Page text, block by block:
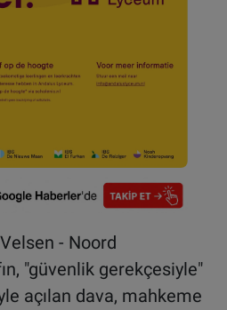
- Noord
"güvenlik gerekçesiyle"
açılan dava, mahkeme